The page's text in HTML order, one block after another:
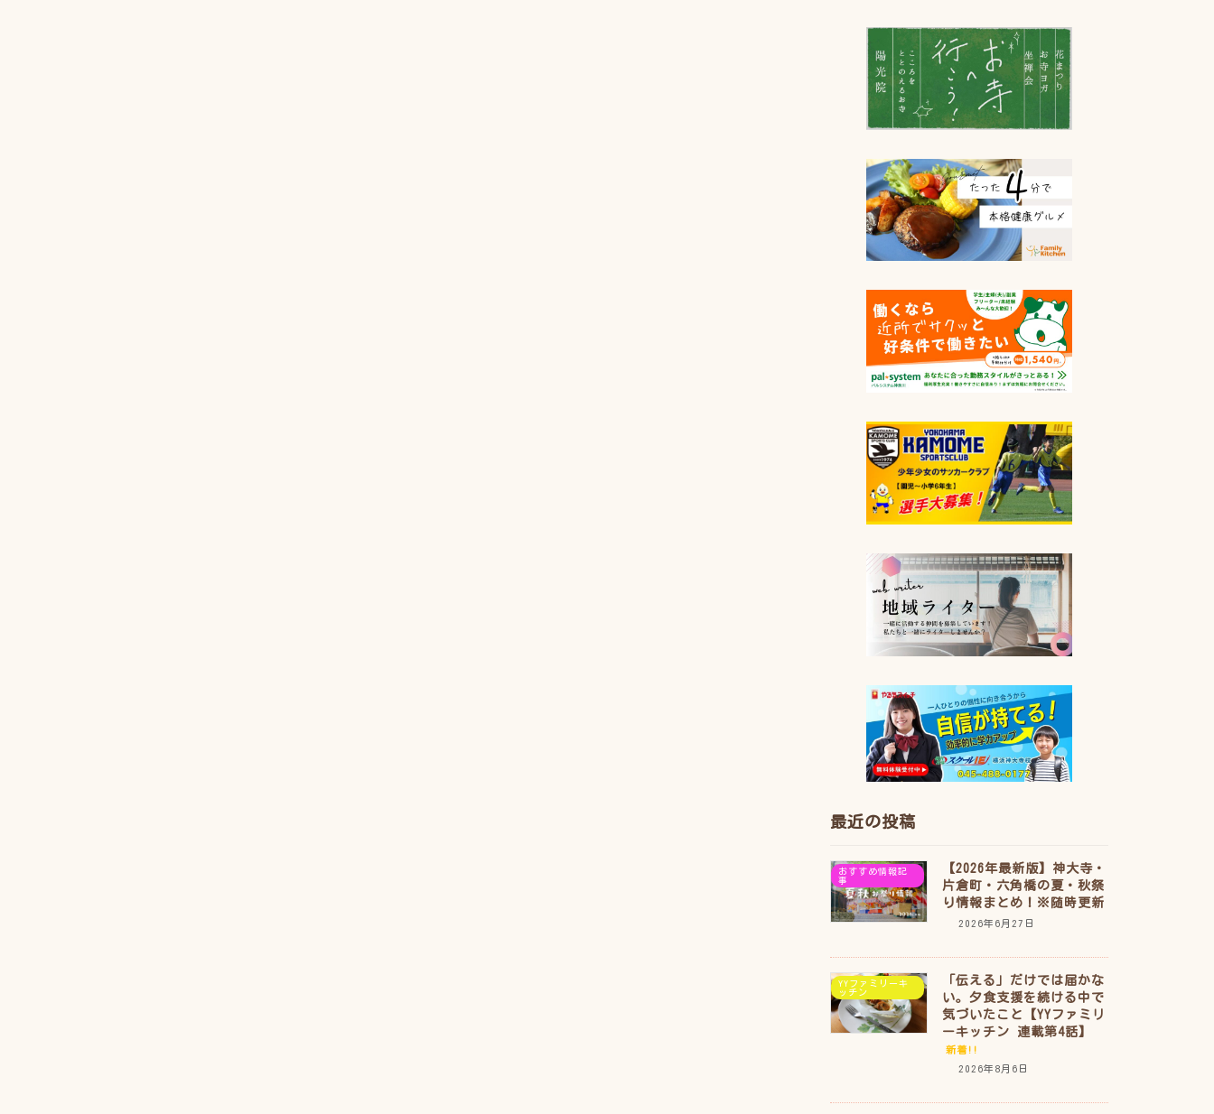
最近の投稿
おすすめ情報記
事
【2026年最新版】神大寺・
片倉町・六角橋の夏・秋祭
り情報まとめ！※随時更新
2026年6月27日
YYファミリーキ
ッチン
「伝える」だけでは届かな
い。夕食支援を続ける中で
気づいたこと【YYファミリ
ーキッチン 連載第4話】
新着!!
2026年8月6日